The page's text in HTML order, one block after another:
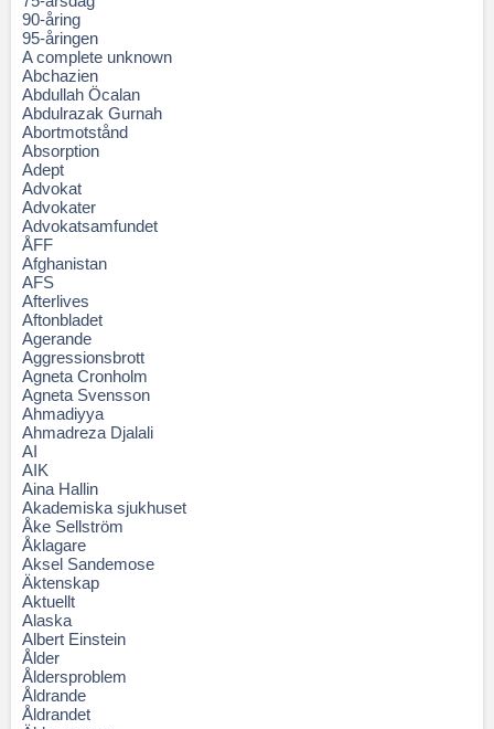
90-åring
95-åringen
A complete unknown
Abchazien
Abdullah Öcalan
Abdulrazak Gurnah
Abortmotstånd
Absorption
Adept
Advokat
Advokater
Advokatsamfundet
ÅFF
Afghanistan
AFS
Afterlives
Aftonbladet
Agerande
Aggressionsbrott
Agneta Cronholm
Agneta Svensson
Ahmadiyya
Ahmadreza Djalali
AI
AIK
Aina Hallin
Akademiska sjukhuset
Åke Sellström
Åklagare
Aksel Sandemose
Äktenskap
Aktuellt
Alaska
Albert Einstein
Ålder
Åldersproblem
Åldrande
Åldrandet